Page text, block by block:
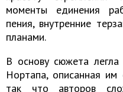
моменты единения
пения, внутренние
планами.
В основу сюжета
Нортапа, описанная
так что авторов